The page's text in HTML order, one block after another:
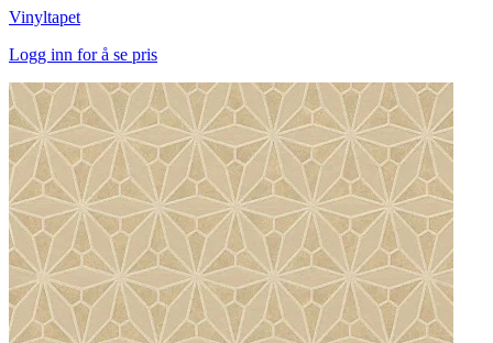
Vinyltapet
Logg inn for å se pris